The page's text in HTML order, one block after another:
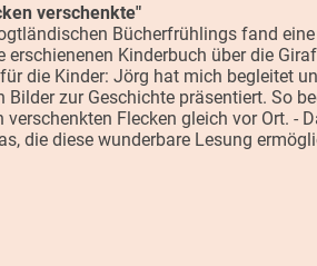
verschenkte"
Bücherfrühlings fand
erschienenen Kinderbuch über die
die Kinder: Jörg hat mich begleitet
Bilder zur Geschichte präsentiert. So
verschenkten Flecken gleich vor Ort. -
die diese wunderbare Lesung